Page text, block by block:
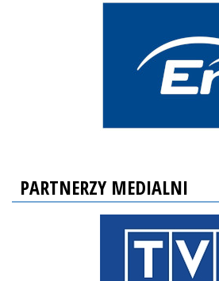
PARTNERZY MEDIALNI